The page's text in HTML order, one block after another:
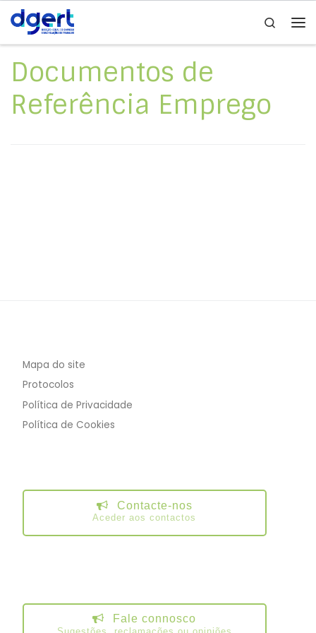
Skip to content
Search
Documentos de
Referência Emprego
Mapa do site
Protocolos
Política de Privacidade
Política de Cookies
Contacte-nos
Aceder aos contactos
Fale connosco